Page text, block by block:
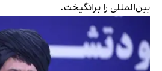
بین‌المللی را برانگیخت.